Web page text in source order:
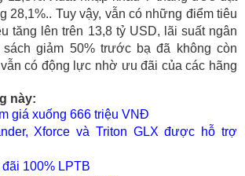
28,1%.. Tuy vậy, vẫn có những điểm tiêu
tăng lên trên 13,8 tỷ USD, lãi suất ngân
sách giảm 50% trước bạ đã không còn
có động lực nhờ ưu đãi của các hãng
này:
giá xuống 666 triệu VNĐ
Xforce và Triton GLX được hỗ trợ
100% LPTB